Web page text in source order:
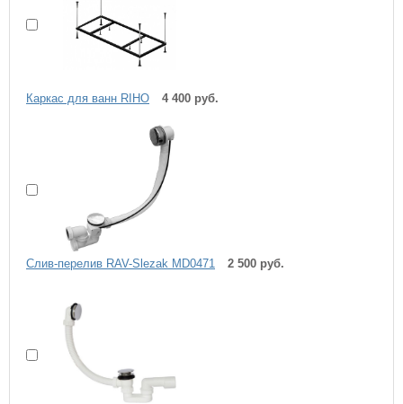
Каркас для ванн RIHO 4 400 руб.
Слив-перелив RAV-Slezak MD0471 2 500 руб.